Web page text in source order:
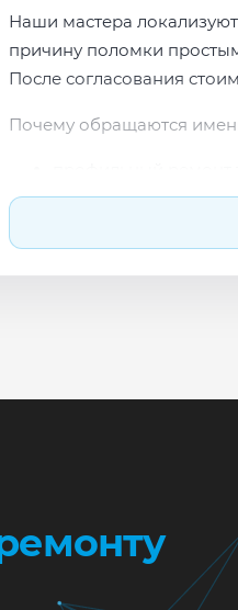
Наши мастера
причину поломки
После согласования
Почему обращаются
опыт по бренду
прозрачная смета
подбор
Оставьте заявку или